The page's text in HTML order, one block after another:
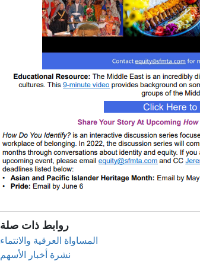
روابط ذات صلة
المساواة العرقية والانتماء
نشرة أخبار الأسهم